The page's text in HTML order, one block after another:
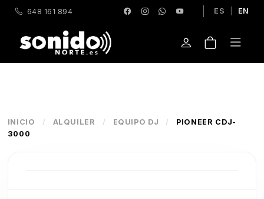
648 161 894 ES EN
INICIO / ALQUILER / EQUIPO DJ /
PIONEER CDJ-
3000